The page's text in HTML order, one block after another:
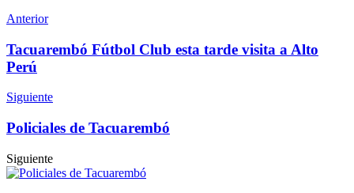
Anterior
Tacuarembó Fútbol Club esta tarde visita a Alto
Perú
Siguiente
Policiales de Tacuarembó
Siguiente